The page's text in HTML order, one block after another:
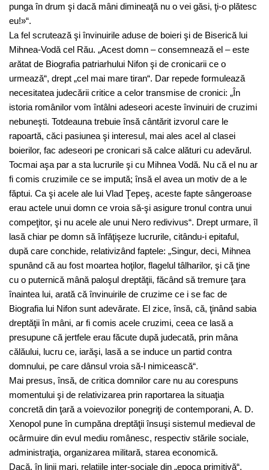
punga în drum şi dacă mâni dimineaţă nu o vei găsi, ţi-o plătesc
eu!»“.
La fel scrutează şi învinuirile aduse de boieri şi de Biserică lui
Mihnea-Vodă cel Rău. „Acest domn – consemnează el – este
arătat de Biografia patriarhului Nifon şi de cronicarii ce o
urmează“, drept „cel mai mare tiran“. Dar repede formulează
necesitatea judecării critice a celor transmise de cronici: „În
istoria românilor vom întâlni adeseori aceste învinuiri de cruzimi
nebuneşti. Totdeauna trebuie însă cântărit izvorul care le
rapoartă, căci pasiunea şi interesul, mai ales acel al clasei
boierilor, fac adeseori pe cronicari să calce alături cu adevărul.
Tocmai aşa par a sta lucrurile şi cu Mihnea Vodă. Nu că el nu ar
fi comis cruzimile ce se impută; însă el avea un motiv de a le
făptui. Ca şi acele ale lui Vlad Ţepeş, aceste fapte sângeroase
erau actele unui domn ce vroia să-şi asigure tronul contra unui
compeţitor, şi nu acele ale unui Nero redivivus“. Drept urmare, îl
lasă chiar pe domn să înfăţişeze lucrurile, citându-i epitaful,
după care conchide, relativizând faptele: „Singur, deci, Mihnea
spunând că au fost moartea hoţilor, flagelul tâlharilor, şi că ţine
cu o puternică mână paloşul dreptăţii, făcând să tremure ţara
înaintea lui, arată că învinuirile de cruzime ce i se fac de
Biografia lui Nifon sunt adevărate. El zice, însă, că, ţinând sabia
dreptăţii în mâni, ar fi comis acele cruzimi, ceea ce lasă a
presupune că jertfele erau făcute după judecată, prin mâna
călăului, lucru ce, iarăşi, lasă a se induce un partid contra
domnului, pe care dânsul vroia să-l nimicească“.
Mai presus, însă, de critica domnilor care nu au corespuns
momentului şi de relativizarea prin raportarea la situaţia
concretă din ţară a voievozilor ponegriţi de contemporani, A. D.
Xenopol pune în cumpăna dreptăţii însuşi sistemul medieval de
ocârmuire din evul mediu românesc, respectiv stările sociale,
administraţia, organizarea militară, starea economică.
Dacă, în linii mari, relaţiile inter-sociale din „epoca primitivă“,